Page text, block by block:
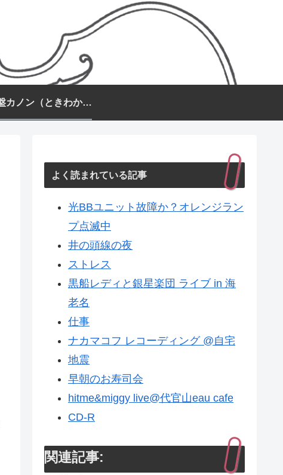
常盤カノン（ときわかのん）
よく読まれている記事
光BBユニット故障か？オレンジラン
プ点滅中
井の頭線の夜
ストレス
黒船レディと銀星楽団 ライブ in 海
老名
仕事
ナカマコフ レコーディング @自宅
地震
早朝のお寿司会
hitme&miggy live@代官山eau cafe
CD-R
関連記事: